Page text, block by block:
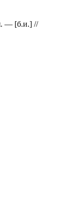
— [б.и.] //